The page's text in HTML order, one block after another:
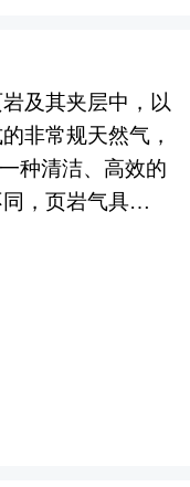
先进性和适应性
从而为投资决策
咨询服务分为政
资用可行性研究
告侧重关注项目
告侧重关注项目
政府立项审批，
投资建设、境外
合作、组建公
等各类可行性报
目可行性研究报
，依托中研普华
密的市场调研基
固废处理行业发
行业将面临的
对全球的固废处
对固废处理行业
、科研、投资机
业发展动态，
的精品。
国水务产业将
理、两手发力"治
动下，进入提质
前景看，城镇化
级需求，污水处
带动流域治理市
补齐任务艰巨，
务占比提升与轻
局层面，具备规
运作实力及系统
团将进一步整合
，更是区域经济
术性的双重特
全的战略性产
品层出不穷的今
场上推广其难度
场分析、消费者
放矢，才能使企
业在新产品入市
析，了解竞争对
状况，给新产品
标。中研普华通
，对新品上市前
及其夹层中，以
非常规天然气，
种清洁、高效的
，页岩气具
岩，又是储存和
过长距离运移即
续分布的气藏。
具备低孔隙度、
“磨刀石”，孔隙
体难以自然流